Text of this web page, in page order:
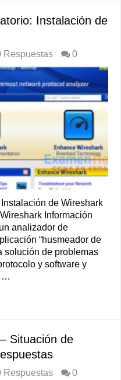
Instalación de
Respuestas 0
de Wireshark
Información
analizador de
“husmeador de
solución de problemas
y software y
…
Situación de
Respuestas 0